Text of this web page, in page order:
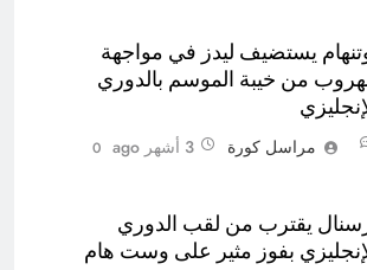
يستضيف ليدز في مواجهة
من خيبة الموسم بالدوري
مراسل كورة
3 أشهر ago 0
يقترب من لقب الدوري
بفوز مثير على وست هام